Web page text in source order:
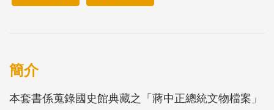
簡介
本套書係蒐錄國史館典藏之「蔣中正總統文物檔案」